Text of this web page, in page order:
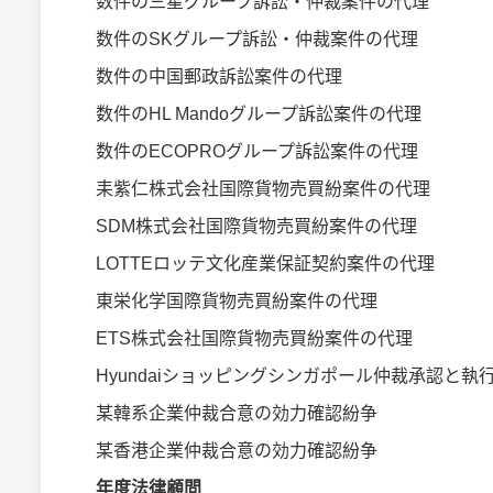
数件のSKグループ訴訟・仲裁案件の代理
数件の中国郵政訴訟案件の代理
数件のHL Mandoグループ訴訟案件の代理
数件のECOPROグループ訴訟案件の代理
耒紫仁株式会社国際貨物売買紛案件の代理
SDM株式会社国際貨物売買紛案件の代理
LOTTEロッテ文化産業保証契約案件の代理
東栄化学国際貨物売買紛案件の代理
ETS株式会社国際貨物売買紛案件の代理
Hyundaiショッピングシンガポール仲裁承認と執
某韓系企業仲裁合意の効力確認紛争
某香港企業仲裁合意の効力確認紛争
年度法律顧問